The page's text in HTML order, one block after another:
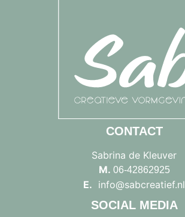
CONTACT
Sabrina de Kleuver
M. 06-42862925
E. info@sabcreatief.nl
SOCIAL MEDIA